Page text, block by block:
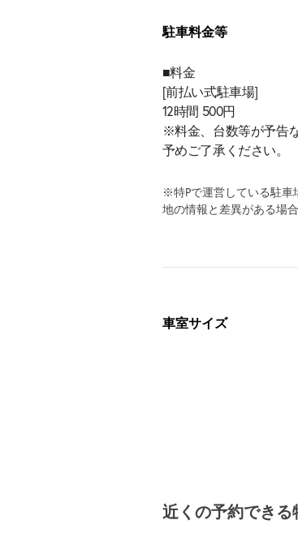
駐車料金等
■料金
[前払い式駐車場]
12時間 500円
※料金、台数等が予告
予めご了承ください。
※特Pで運営している駐車
地の情報と差異がある場
車室サイズ
近くの予約できる